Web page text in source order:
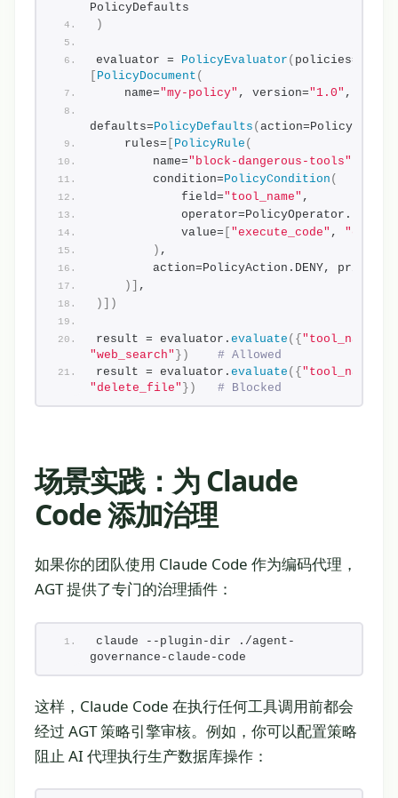
PolicyDefaults
)
evaluator = PolicyEvaluator ( policies=
PolicyDocument (
    name=
"my-policy" , version="1.0" ,
defaults=PolicyDefaults (
    rules=
PolicyRule (
        name=
"block-dangerous-tools"
        condition=
PolicyCondition (
            field=
"tool_name" ,
            operator=PolicyOperator.IN,
            value=
"execute_code" ,
) ,
action=PolicyAction.DENY,
)]
,
)])
result = evaluator. evaluate ({ "tool_name"
"web_search" })
# Allowed
result = evaluator. evaluate ({ "tool_name"
"delete_file" }) # Blocked
场景实践：为 Claude
Code 添加治理
如果你的团队使用 Claude Code 作为编码代理，
AGT 提供了专门的治理插件：
claude --plugin-dir ./agent-
governance-claude-code
这样，Claude Code 在执行任何工具调用前都会
经过 AGT 策略引擎审核。例如，你可以配置策略
阻止 AI 代理执行生产数据库操作：